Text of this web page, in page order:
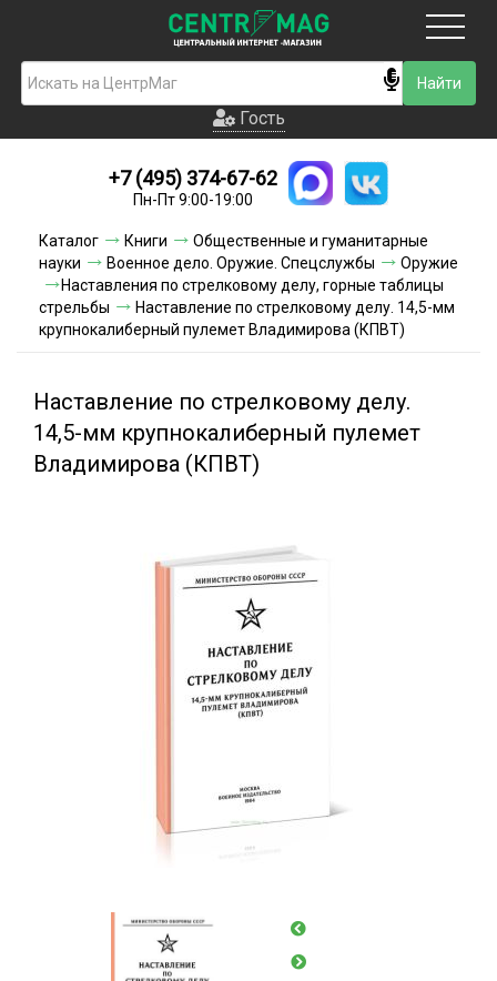
Гость
Новинки
Условия доставки
Условия оплаты
Контакты
Гость
+7 (495) 374-67-62
Пн-Пт 9:00-19:00
Каталог Книги
Общественные и гуманитарные
науки
Военное дело. Оружие. Спецслужбы
Оружие
Наставления по стрелковому делу, горные таблицы
стрельбы
Наставление по стрелковому делу. 14,5-мм
крупнокалиберный пулемет Владимирова (КПВТ)
Наставление по стрелковому делу.
14,5-мм крупнокалиберный пулемет
Владимирова (КПВТ)